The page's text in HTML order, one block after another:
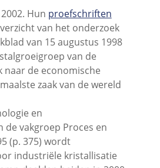
Hun proefschriften
van het onderzoek
van 15 augustus 1998
van de
naar de economische
zaak van de wereld
en
de vakgroep Proces en
(p. 375) wordt
industriële kristallisatie